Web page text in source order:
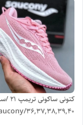
کتونی
Saucony